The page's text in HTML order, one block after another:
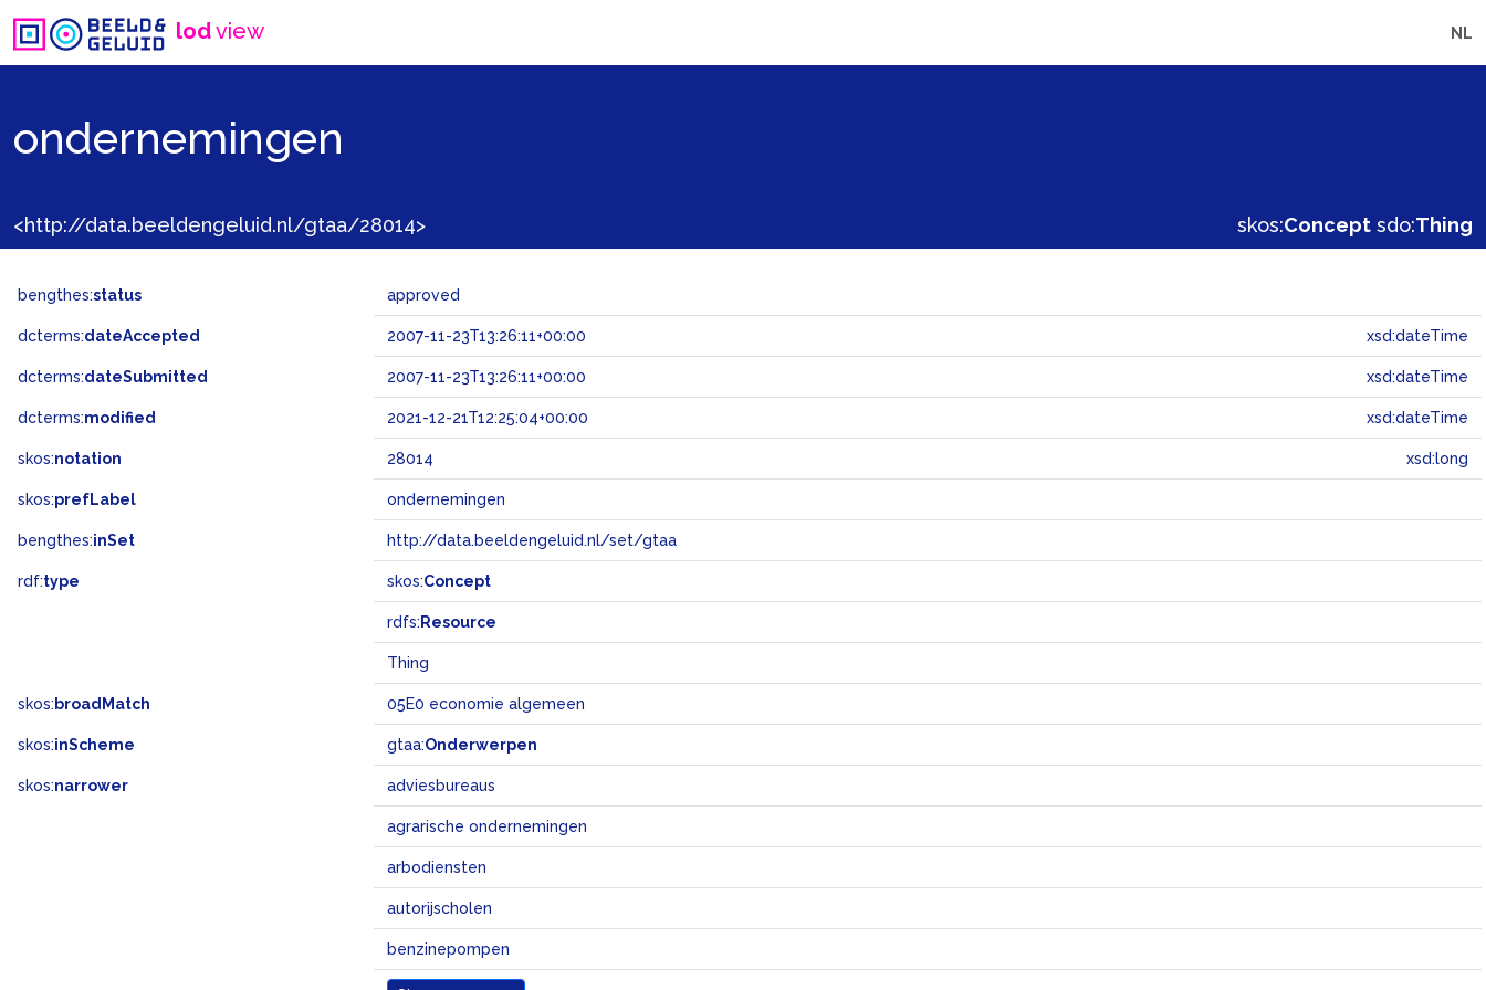
lodview NL
ondernemingen
<http://data.beeldengeluid.nl/gtaa/28014> skos:Concept sdo:Thing
bengthes:status approved
dcterms:dateAccepted 2007-11-23T13:26:11+00:00 xsd:dateTime
dcterms:dateSubmitted 2007-11-23T13:26:11+00:00 xsd:dateTime
dcterms:modified 2021-12-21T12:25:04+00:00 xsd:dateTime
skos:notation 28014 xsd:long
skos:prefLabel ondernemingen
bengthes:inSet http://data.beeldengeluid.nl/set/gtaa
rdf:type skos:Concept
rdfs: Resource
Thing
skos: broadMatch 05E0 economie algemeen
skos:inScheme gtaa:Onderwerpen
skos:narrower adviesbureaus
agrarische ondernemingen
arbodiensten
autorijscholen
benzinepompen